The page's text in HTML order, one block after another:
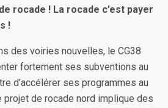
rocade ! La rocade c’est payer
!
des voiries nouvelles, le CG38
fortement ses subventions au
d’accélérer ses programmes au
projet de rocade nord implique des